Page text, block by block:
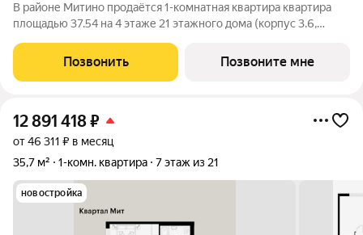
В районе Митино продаётся 1-комнатная квартира квартира
площадью 37.54 на 4 этаже 21 этажного дома (корпус 3.6,
расположение 20 минут пешком до станции метро
«Пятницкое шоссе». 8 минут на автомобиле до
Позвонить Позвоните мне
12 891 418₽
от 46 311 ₽ в месяц
35,7 м²
1-комн. квартира 7 этаж из 21
новостройка